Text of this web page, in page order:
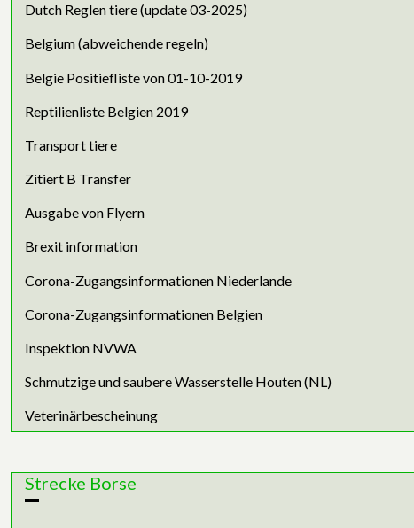
Dutch Reglen tiere (update 03-2025)
Belgium (abweichende regeln)
Belgie Positiefliste von 01-10-2019
Reptilienliste Belgien 2019
Transport tiere
Zitiert B Transfer
Ausgabe von Flyern
Brexit information
Corona-Zugangsinformationen Niederlande
Corona-Zugangsinformationen Belgien
Inspektion NVWA
Schmutzige und saubere Wasserstelle Houten (NL)
Veterinärbescheinung
Strecke Borse